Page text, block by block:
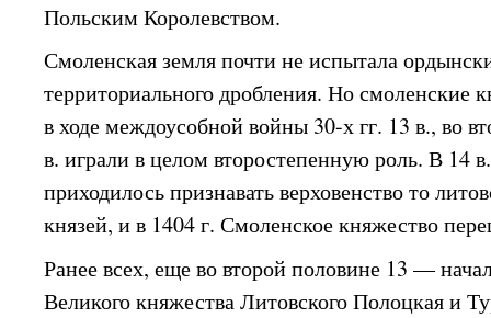
Польским Королевством.
Смоленская земля почти не испытала
территориального дробления. Но смоленские
в ходе междоусобной войны 30-х гг. 13 в., во
в. играли в целом второстепенную роль. В 14
приходилось признавать верховенство то
князей, и в 1404 г. Смоленское княжество
Ранее всех, еще во второй половине 13 —
Великого княжества Литовского Полоцкая и